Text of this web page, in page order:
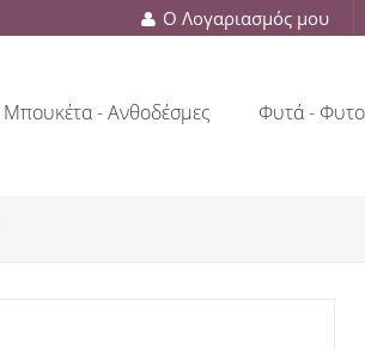
Ο Λογαριασμός μου
Μπουκέτα - Ανθοδέσμες Φυτά -